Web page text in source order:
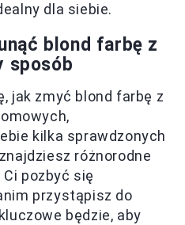
dla siebie.
blond farbę z
sposób
jak zmyć blond farbę z
kilka sprawdzonych
różnorodne
pozbyć się
przystąpisz do
będzie, aby